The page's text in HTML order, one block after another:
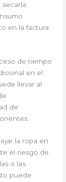
en la factura
de tiempo
en el
llevar al
de
la ropa en
el riesgo de
o las
puede